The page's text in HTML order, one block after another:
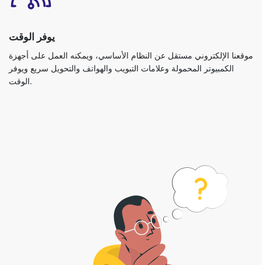
يوفر الوقت
موقعنا الإلكتروني مستقل عن النظام الأساسي، ويمكنه العمل على أجهزة
الكمبيوتر المحمولة وعلامات التبويب والهواتف والتحويل سريع ويوفر
الوقت.